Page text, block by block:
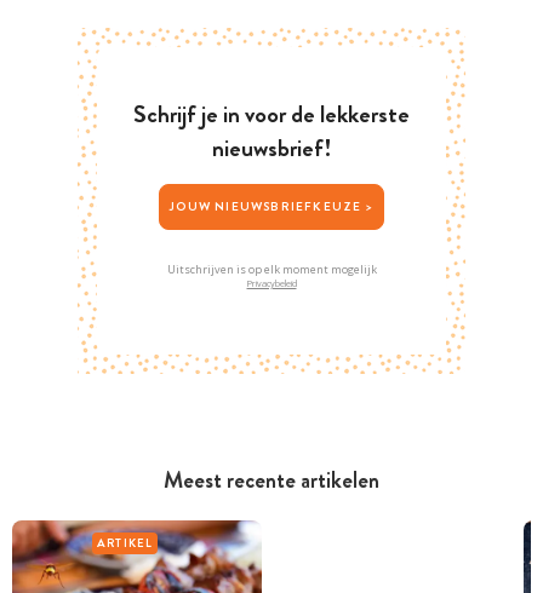
Meest recente artikelen
ARTIKEL
Schrijf je in voor de lekkerste
nieuwsbrief!
JOUW NIEUWSBRIEFKEUZE >
Uitschrijven is op elk moment mogelijk
Privacybeleid